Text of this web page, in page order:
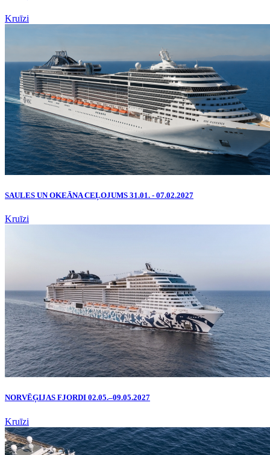
Kruīzi
SAULES UN OKEĀNA CEĻOJUMS 31.01. - 07.02.2027
Kruīzi
NORVĒĢIJAS FJORDI 02.05.–09.05.2027
Kruīzi